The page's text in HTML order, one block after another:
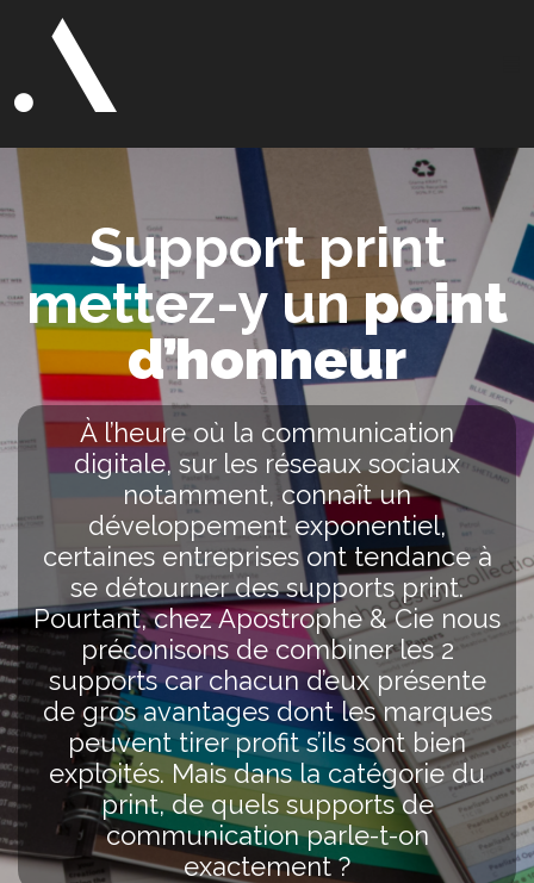
Support print
mettez-y unpoint
d’honneur
À l’heure où la communication
digitale, sur les réseaux sociaux
notamment, connaît un
développement exponentiel,
certaines entreprises ont tendance à
se détourner des supports print.
Pourtant, chez Apostrophe & Cie nous
préconisons de combiner les 2
supports car chacun d’eux présente
de gros avantages dont les marques
peuvent tirer profit s’ils sont bien
exploités. Mais dans la catégorie du
print, de quels supports de
communication parle-t-on
exactement ?